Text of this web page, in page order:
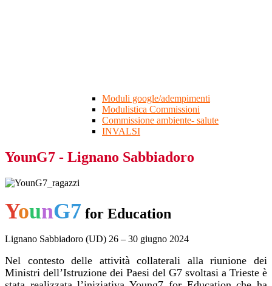
Moduli google/adempimenti
Modulistica Commissioni
Commissione ambiente- salute
INVALSI
YounG7 - Lignano Sabbiadoro
YounG7 for Education
Lignano Sabbiadoro (UD) 26 – 30 giugno 2024
Nel contesto delle attività collaterali alla riunione dei
Ministri dell’Istruzione dei Paesi del G7 svoltasi a Trieste è